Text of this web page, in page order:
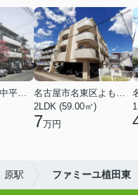
名古屋市天白区中平２丁目
名古屋市名東区よもぎ台２丁目
2LDK (59.00㎡)
7万円
原駅 ファミーユ植田東